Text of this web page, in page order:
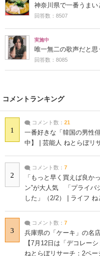
神奈川県で一番うまい
回答数：8507
実施中
唯一無二の歌声だと思
回答数：8085
コメントランキング
1
コメント数： 21
一番好きな「韓国の男性
中】 | 芸能人 ねとらぼリ
2
コメント数： 7
「もっと早く買えば良
ン”が大人気 「プライバ
した」（2/2） | ライフ
3
コメント数： 7
兵庫県の「ケーキ」の名
【7月12日は「デコレー
ねとらぼリサーチ：2ペー